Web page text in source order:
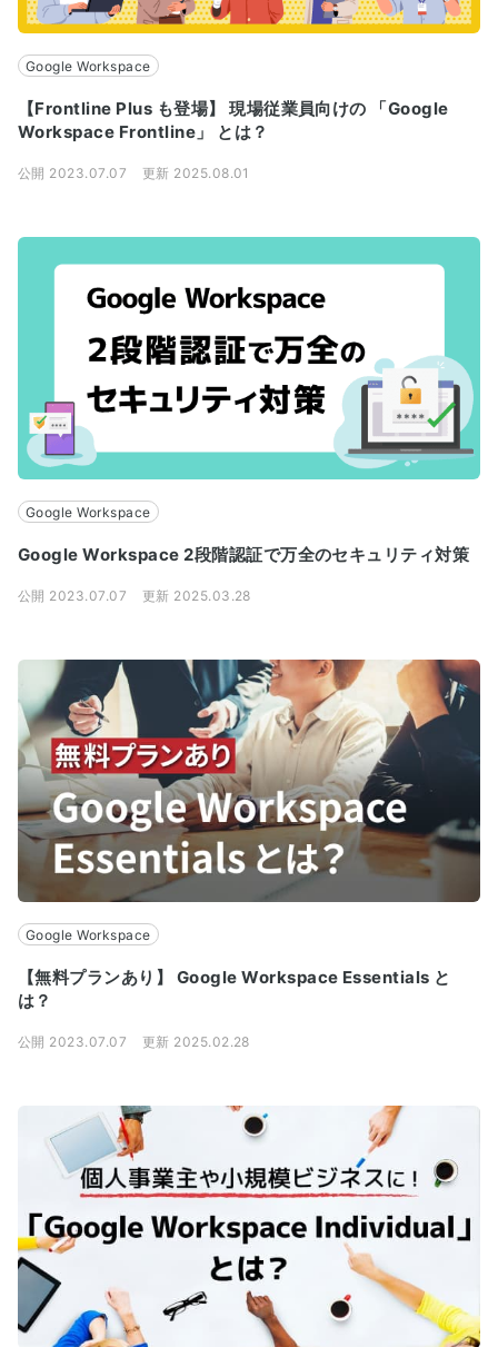
Google Workspace
【Frontline Plus も登場】 現場従業員向けの 「Google
Workspace Frontline」 とは？
公開 2023.07.07 更新 2025.08.01
Google Workspace
Google Workspace 2段階認証で万全のセキュリティ対策
公開 2023.07.07 更新 2025.03.28
Google Workspace
【無料プランあり】 Google Workspace Essentials と
は？
公開 2023.07.07 更新 2025.02.28